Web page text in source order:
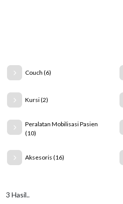
Couch (6)
Kursi (2)
Peralatan Mobilisasi Pasien
(10)
Aksesoris (16)
3 Hasil..